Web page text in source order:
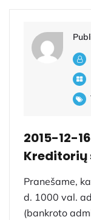
2015-12-
Kreditorių
Pranešame,
d. 1000 val.
(bankroto